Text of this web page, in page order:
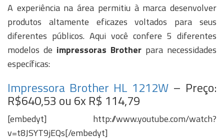
A experiência na área permitiu à marca desenvolver
produtos altamente eficazes voltados para seus
diferentes públicos. Aqui você confere 5 diferentes
modelos de impressoras Brother para necessidades
específicas:
Impressora Brother HL 1212W – Preço:
R$640,53 ou 6x R$ 114,79
[embedyt] http://www.youtube.com/watch?
v=t8JSYT9jEQs[/embedyt]